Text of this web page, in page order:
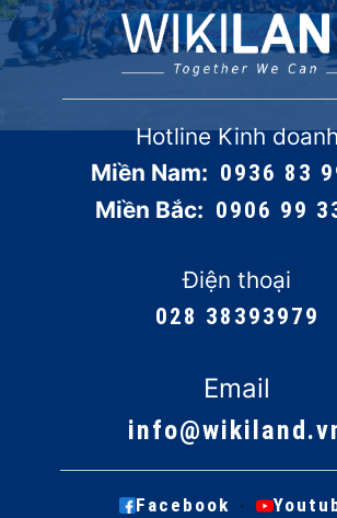
Hotline Kinh
Miền Nam: 0936 83
Miền Bắc: 0906 99
Điện thoại
028 38393979
Email
Facebook ·